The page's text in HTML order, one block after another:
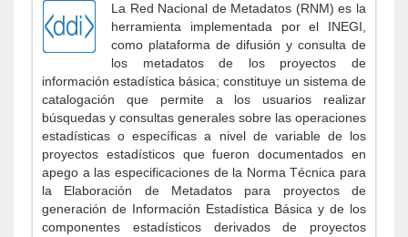
La Red Nacional de Metadatos (RNM) es la
herramienta implementada por el INEGI,
como plataforma de difusión y consulta de
los metadatos de los proyectos de
información estadística básica; constituye un sistema de
catalogación que permite a los usuarios realizar
búsquedas y consultas generales sobre las operaciones
estadísticas o específicas a nivel de variable de los
proyectos estadísticos que fueron documentados en
apego a las especificaciones de la Norma Técnica para
la Elaboración de Metadatos para proyectos de
generación de Información Estadística Básica y de los
componentes estadísticos derivados de proyectos